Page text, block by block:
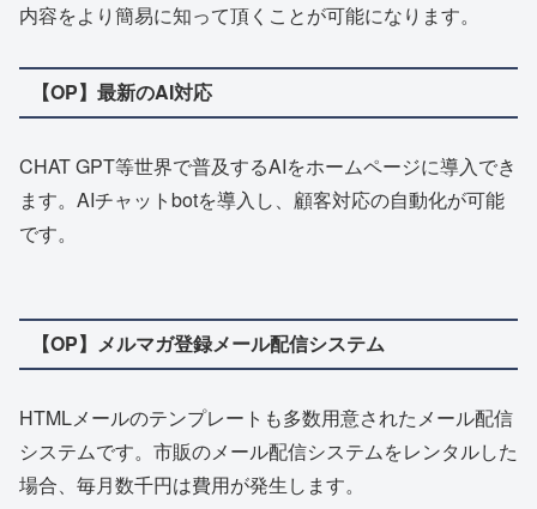
内容をより簡易に知って頂くことが可能になります。
【OP】最新のAI対応
CHAT GPT等世界で普及するAIをホームページに導入でき
ます。AIチャットbotを導入し、顧客対応の自動化が可能
です。
【OP】メルマガ登録メール配信システム
HTMLメールのテンプレートも多数用意されたメール配信
システムです。市販のメール配信システムをレンタルした
場合、毎月数千円は費用が発生します。